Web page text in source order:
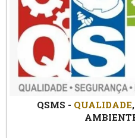
QSMS - QUALIDADE